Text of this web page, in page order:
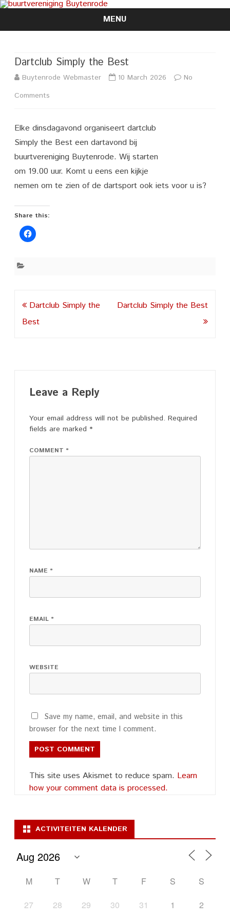
MENU
Skip
Dartclub Simply the Best
Buytenrode Webmaster 10 March 2026
No
Comments
Simply
Best
Elke dinsdagavond organiseert dartclub
Simply the Best een dartavond bij
buurtvereniging Buytenrode. Wij starten
om 19.00 uur. Komt u eens een kijkje
nemen om te zien of de dartsport ook iets voor u is?
Share this:
Post
navigation
Dartclub Simply the
Best
Dartclub Simply the Best
Leave a Reply
Your email address will not be published. Required
fields are marked *
COMMENT *
NAME *
EMAIL *
WEBSITE
Save my name, email, and website in this
browser for the next time I comment.
This site uses Akismet to reduce spam. Learn
how your comment data is processed.
ACTIVITEITEN KALENDER
M T W T F S
S
27
28 29 30 31 1 2